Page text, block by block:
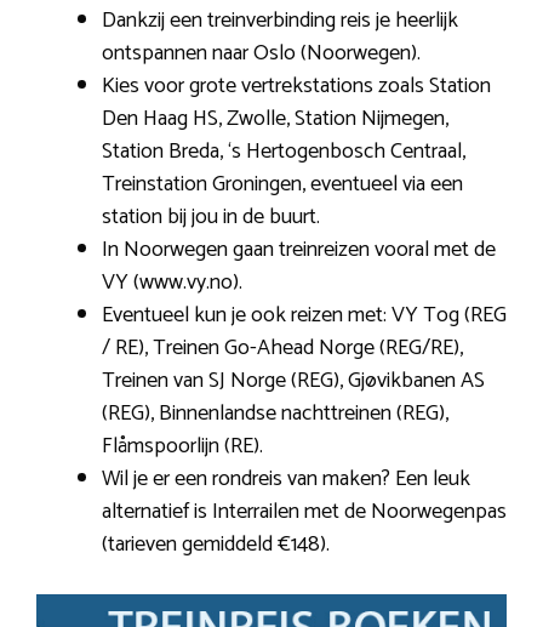
Dankzij een treinverbinding reis je heerlijk
ontspannen naar Oslo (Noorwegen).
Kies voor grote vertrekstations zoals Station
Den Haag HS, Zwolle, Station Nijmegen,
Station Breda, ‘s Hertogenbosch Centraal,
Treinstation Groningen, eventueel via een
station bij jou in de buurt.
In Noorwegen gaan treinreizen vooral met de
VY (www.vy.no).
Eventueel kun je ook reizen met: VY Tog (REG
/ RE), Treinen Go-Ahead Norge (REG/RE),
Treinen van SJ Norge (REG), Gjøvikbanen AS
(REG), Binnenlandse nachttreinen (REG),
Flåmspoorlijn (RE).
Wil je er een rondreis van maken? Een leuk
alternatief is Interrailen met de Noorwegenpas
(tarieven gemiddeld €148).